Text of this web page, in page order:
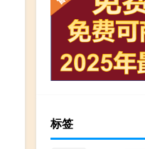
标签